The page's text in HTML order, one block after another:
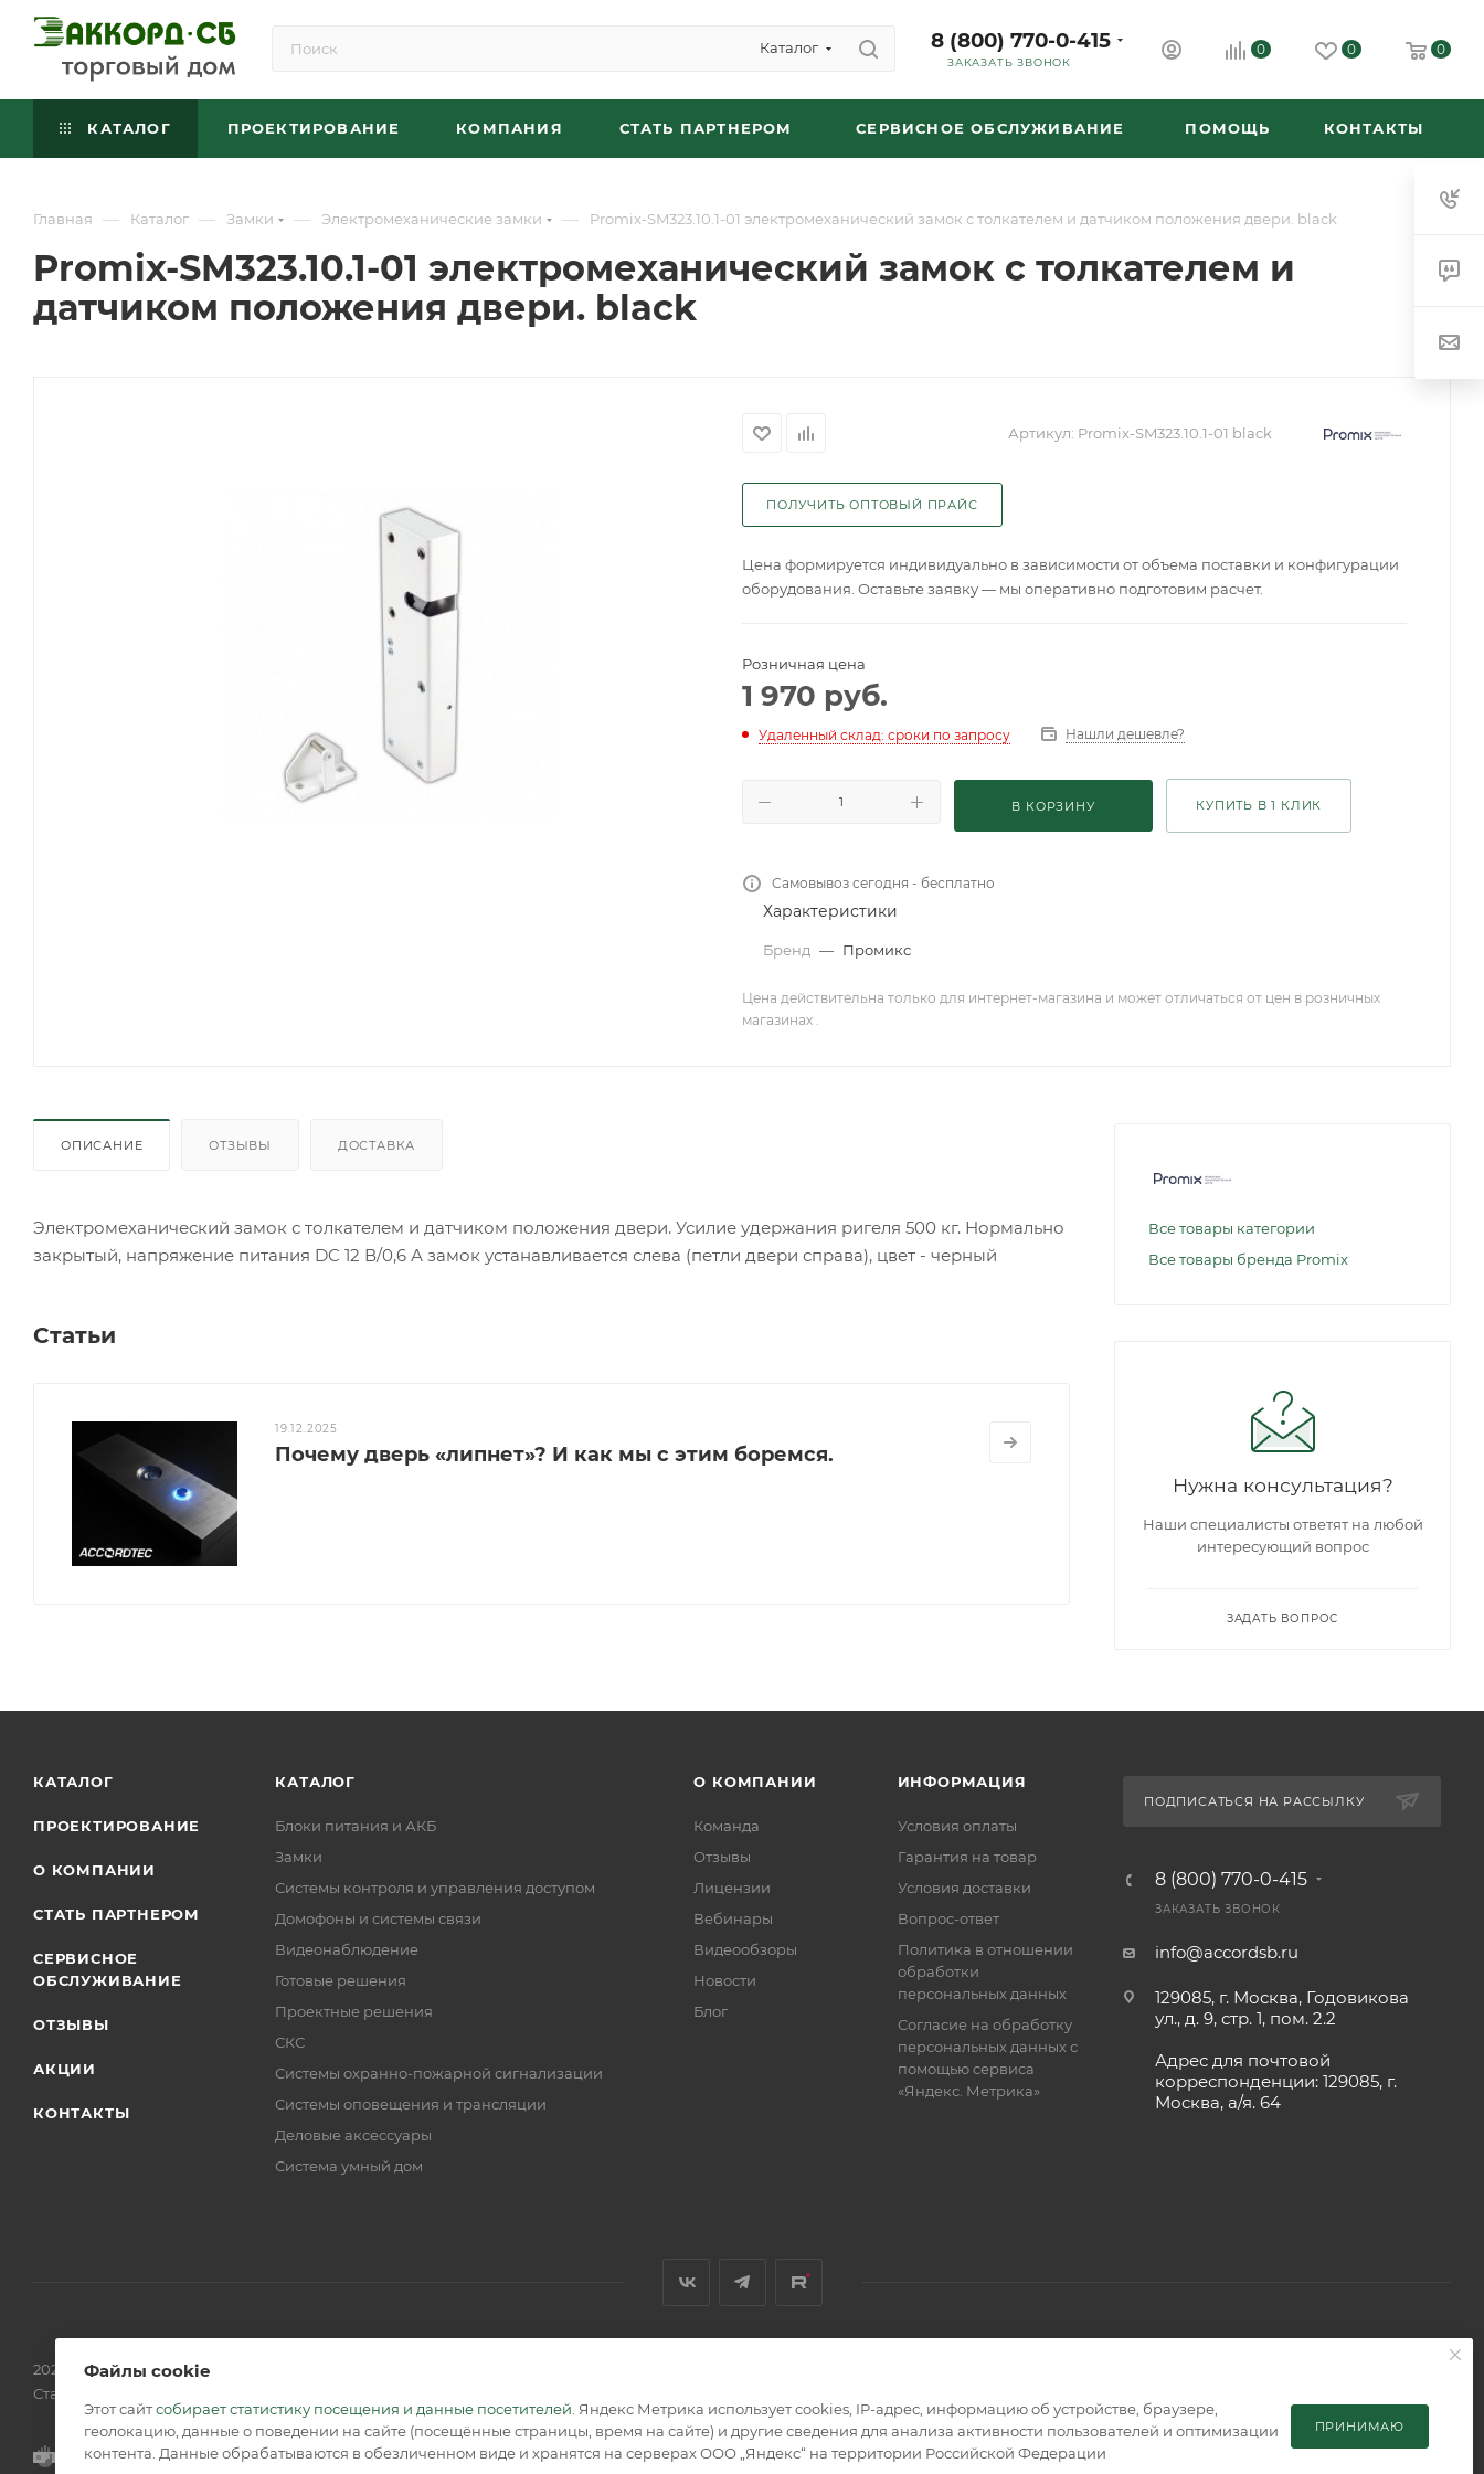
Каталог 8 (800) 770-0-415
ЗАКАЗАТЬ ЗВОНОК
0 0 0
КАТАЛОГ ПРОЕКТИРОВАНИЕ КОМПАНИЯ СТАТЬ ПАРТНЕРОМ СЕРВИСНОЕ ОБСЛУЖИВАНИЕ ПОМОЩЬ КОНТАКТЫ
Главная — Каталог — Замки — Электромеханические замки — Promix-SM323.10.1-01 электромеханический замок с толкателем и датчиком положения двери. black
Promix-SM323.10.1-01 электромеханический замок с толкателем и
датчиком положения двери. black
Артикул: Promix-SM323.10.1-01 black
ПОЛУЧИТЬ ОПТОВЫЙ ПРАЙС
Цена формируется индивидуально в зависимости от объема поставки и конфигурации
оборудования. Оставьте заявку — мы оперативно подготовим расчет.
Розничная цена
1 970 руб.
Удаленный склад: сроки по запросу Нашли дешевле?
В КОРЗИНУ КУПИТЬ В 1 КЛИК
Самовывоз сегодня - бесплатно
Характеристики
Бренд — Промикс
Цена действительна только для интернет-магазина и может отличаться от цен в розничных
магазинах .
ОПИСАНИЕ ОТЗЫВЫ ДОСТАВКА
Электромеханический замок с толкателем и датчиком положения двери. Усилие удержания ригеля 500 кг. Нормально
закрытый, напряжение питания DC 12 В/0,6 А замок устанавливается слева (петли двери справа), цвет - черный
Статьи
19.12.2025
Почему дверь «липнет»? И как мы с этим боремся.
Все товары категории
Все товары бренда Promix
Нужна консультация?
Наши специалисты ответят на любой
интересующий вопрос
ЗАДАТЬ ВОПРОС
КАТАЛОГ
ПРОЕКТИРОВАНИЕ
О КОМПАНИИ
СТАТЬ ПАРТНЕРОМ
СЕРВИСНОЕ
ОБСЛУЖИВАНИЕ
ОТЗЫВЫ
АКЦИИ
КОНТАКТЫ
КАТАЛОГ
Блоки питания и АКБ
Замки
Системы контроля и управления доступом
Домофоны и системы связи
Видеонаблюдение
Готовые решения
Проектные решения
СКС
Системы охранно-пожарной сигнализации
Системы оповещения и трансляции
Деловые аксессуары
Система умный дом
О КОМПАНИИ
Команда
Отзывы
Лицензии
Вебинары
Видеообзоры
Новости
Блог
ИНФОРМАЦИЯ
Условия оплаты
Гарантия на товар
Условия доставки
Вопрос-ответ
Политика в отношении
обработки
персональных данных
Согласие на обработку
персональных данных с
помощью сервиса
«Яндекс. Метрика»
ПОДПИСАТЬСЯ НА РАССЫЛКУ
8 (800) 770-0-415
ЗАКАЗАТЬ ЗВОНОК
info@accordsb.ru
129085, г. Москва, Годовикова
ул., д. 9, стр. 1, пом. 2.2
Адрес для почтовой
корреспонденции: 129085, г.
Москва, а/я. 64
2026 © Обращаем Ваше внимание на то, что вся информация, размещенная на сайте, носит информационный характер и не является публичной офертой, определяемой положениями
Статьи 437 (2) ГК РФ.
Файлы cookie
Этот сайтсобирает статистику посещения и данные посетителей . Яндекс Метрика использует cookies, IP-адрес, информацию об устройстве, браузере,
геолокацию, данные о поведении на сайте (посещённые страницы, время на сайте) и другие сведения для анализа активности пользователей и оптимизации
контента. Данные обрабатываются в обезличенном виде и хранятся на серверах ООО „Яндекс“ на территории Российской Федерации
ПРИНИМАЮ